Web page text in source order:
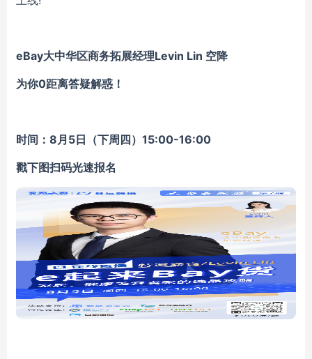
eBay大中华区商务拓展经理Levin Lin 空降
为你0距离答疑解惑！
时间：8月5日（下周四）15:00-16:00
戳下图扫码光速报名